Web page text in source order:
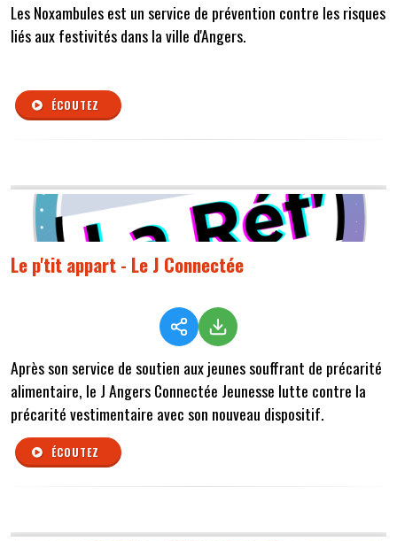
Les Noxambules est un service de prévention contre les risques
liés aux festivités dans la ville d'Angers.
ÉCOUTEZ
Le p'tit appart - Le J Connectée
Après son service de soutien aux jeunes souffrant de précarité
alimentaire, le J Angers Connectée Jeunesse lutte contre la
précarité vestimentaire avec son nouveau dispositif.
ÉCOUTEZ